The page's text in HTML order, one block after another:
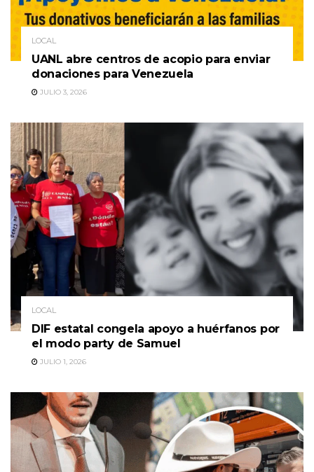
LOCAL
UANL abre centros de acopio para enviar
donaciones para Venezuela
JULIO 3, 2026
LOCAL
DIF estatal congela apoyo a huérfanos por
el modo party de Samuel
JULIO 1, 2026